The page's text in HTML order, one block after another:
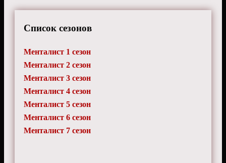
Список сезонов
Менталист 1 сезон
Менталист 2 сезон
Менталист 3 сезон
Менталист 4 сезон
Менталист 5 сезон
Менталист 6 сезон
Менталист 7 сезон